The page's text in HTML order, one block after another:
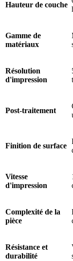
Hauteur de couche
Gamme de
matériaux
Résolution
d'impression
Post-traitement
Finition de surface
Vitesse
d'impression
Complexité de la
pièce
Résistance et
durabilité